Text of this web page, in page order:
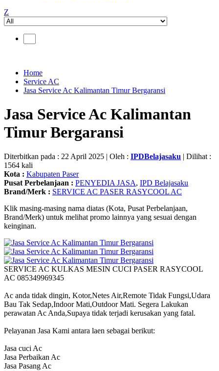
Z
Home
Service AC
Jasa Service Ac Kalimantan Timur Bergaransi
Jasa Service Ac Kalimantan
Timur Bergaransi
Diterbitkan pada : 22 April 2025 | Oleh : IPDBelajasaku | Dilihat :
1564 kali
Kota : Kabupaten Paser
Pusat Perbelanjaan : PENYEDIA JASA, IPD Belajasaku
Brand/Merk : SERVICE AC PASER RASYCOOL AC
Klik masing-masing nama diatas (Kota, Pusat Perbelanjaan,
Brand/Merk) untuk melihat promo lainnya yang sesuai dengan
keinginan.
SERVICE AC KULKAS MESIN CUCI PASER RASYCOOL
AC 085349969345
Ac anda tidak dingin, Kotor,Netes Air,Remote Tidak Fungsi,Udara
Bau Tak Sedap,Indoor Mati,Outdoor Mati. Segera Lakukan
perawatan Ac Anda,Supaya tidak terjadi kerusakan yang fatal.
Pelayanan Jasa Kami antara laen sebagai berikut:
Jasa cuci Ac
Jasa Perbaikan Ac
Jasa Pasang Ac